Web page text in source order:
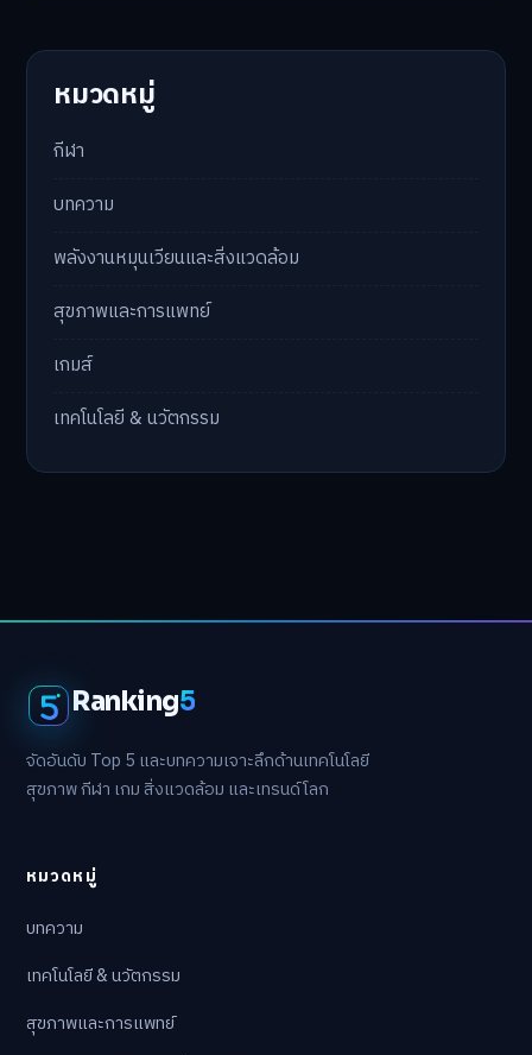
หมวดหมู่
กีฬา
บทความ
พลังงานหมุนเวียนและสิ่งแวดล้อม
สุขภาพและการแพทย์
เกมส์
เทคโนโลยี & นวัตกรรม
Ranking5
จัดอันดับ Top 5 และบทความเจาะลึกด้านเทคโนโลยี
สุขภาพ กีฬา เกม สิ่งแวดล้อม และเทรนด์โลก
หมวดหมู่
บทความ
เทคโนโลยี & นวัตกรรม
สุขภาพและการแพทย์